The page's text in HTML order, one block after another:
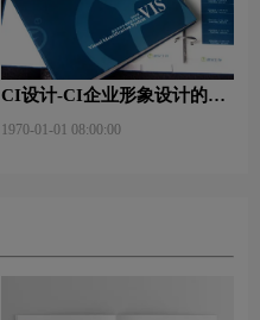
CI设计-CI企业形象设计的基
1970-01-01 08:00:00